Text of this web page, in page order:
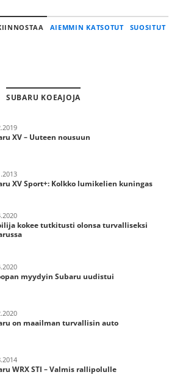
AIEMMIN KATSOTUT SUOSITUT
SUBARU KOEAJOJA
XV – Uuteen nousuun
XV Sport+: Kolkko lumikelien kuningas
kokee tutkitusti olonsa turvalliseksi
myydyin Subaru uudistui
on maailman turvallisin auto
WRX STI – Valmis rallipolulle